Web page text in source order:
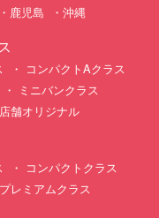
鹿児島 沖縄
コンパクトAクラス
ミニバンクラス
店舗オリジナル
コンパクトクラス
プレミアムクラス